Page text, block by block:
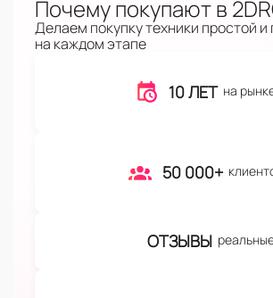
Почему покупают в
Делаем покупку техники простой и
на каждом этапе
10 ЛЕТ на
50 000+
ОТЗЫВЫ